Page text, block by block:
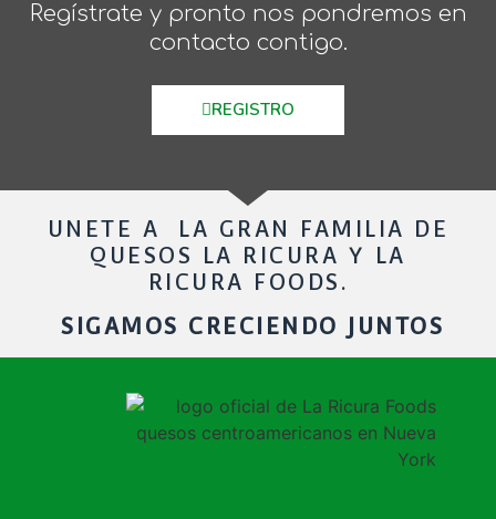
Regístrate y pronto nos pondremos en
contacto contigo.
REGISTRO
UNETE A LA GRAN FAMILIA DE
QUESOS LA RICURA Y LA
RICURA FOODS.
SIGAMOS CRECIENDO JUNTOS